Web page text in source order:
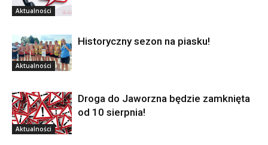
Aktualności
Aktualności
Historyczny sezon na piasku!
Aktualności
Droga do Jaworzna będzie zamknięta
od 10 sierpnia!